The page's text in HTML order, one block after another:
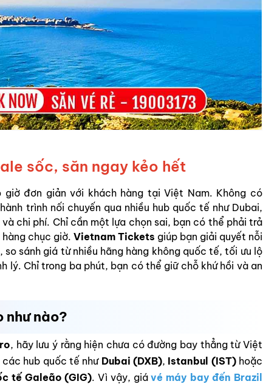
sốc, săn ngay kẻo hết
giờ đơn giản với khách hàng tại Việt Nam. Không có
trình nối chuyến qua nhiều hub quốc tế như Dubai,
chi phí. Chỉ cần một lựa chọn sai, bạn có thể phải trả
hàng chục giờ. Vietnam Tickets giúp bạn giải quyết nỗi
sánh giá từ nhiều hãng hàng không quốc tế, tối ưu lộ
lý. Chỉ trong ba phút, bạn có thể giữ chỗ khứ hồi và an
như nào?
, hãy lưu ý rằng hiện chưa có đường bay thẳng từ Việt
các hub quốc tế như Dubai (DXB), Istanbul (IST)hoặc
tế Galeão (GIG). Vì vậy, giá vé máy bay đến Brazil